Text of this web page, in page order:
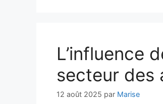
L’influence
secteur des
12 août 2025 par Marise